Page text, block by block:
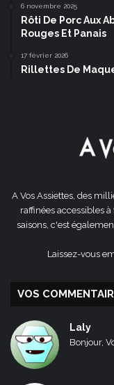
6 novembre 2025
Rôti De Porc Aux
Rouges Et Panais
17 février 2026
Rillettes De
A Vos Assiettes, des
raffinées accessibles
saisons, c'est
Laissez-vous
VOS
Laly
Bonjour,